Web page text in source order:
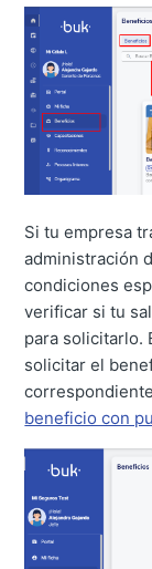
Si tu empresa
administración
condiciones
verificar si tu
para solicitarlo.
solicitar el
beneficio con